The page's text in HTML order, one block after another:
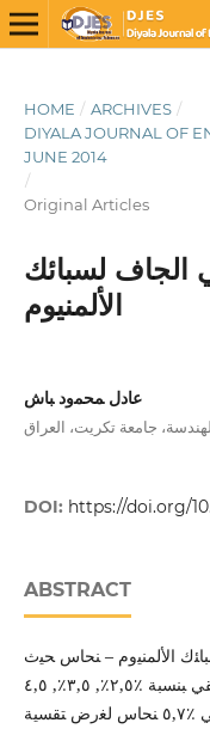
HOME / ARCHIVES /
DIYALA JOURNAL OF
JUNE 2014
/
Original Articles
الجاف لسبائك
الألمنيوم
ﻋﺎدل ﻤﺤﻤود ﺒﺎش
جامعة تكريت، العراق
DOI: https://doi.org/
ABSTRACT
اﻷﻟﻤﻨﯿوم – ﻨﺤﺎس ﺤﯿث
أﻀﯿﻔت ﻛﻤﯿﺎت ﻤن اﻟﻨﺤﺎس إﻟﻰ اﻷﻟﻤﻨﯿوم اﻟﻨﻘﻲ ﺒﻨﺴﺒﺔ ٪٢,٥٪, ٣,٥٪, ٤,٥
ﺒﺤﯿث ﻻﺘﺘﻌدى ﺤد اﻟﺘﺸﺒﻊ ﻟﻸﻟﻤﻨﯿوم وﻫﻲ ٪٥,٧ ﻨﺤﺎس ﻟﻐرض ﺘﻘﺴﯿﺔ